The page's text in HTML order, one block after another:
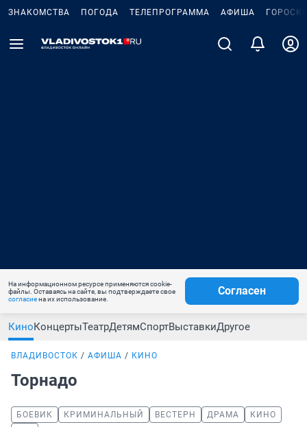
ЗНАКОМСТВА ПОГОДА ТЕЛЕПРОГРАММА АФИША
На информационном ресурсе применяются cookie-
файлы. Оставаясь на сайте, вы подтверждаете свое
согласиена их использование.
Согласен
КиноКонцертыТеатрДетямСпортВыставкиДругое
ВЛАДИВОСТОК АФИША КИНО
Торнадо
БОЕВИК КРИМИНАЛЬНЫЙ ВЕСТЕРН ДРАМА
КИНО